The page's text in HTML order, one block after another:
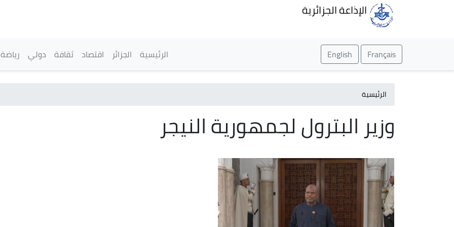
الإذاعة الجزائرية
Français
English القائمة الرئيسية
الرئيسية الجزائر اقتصاد ثقافة دولي رياضة
الرئيسية
وزير البترول لجمهورية النيجر